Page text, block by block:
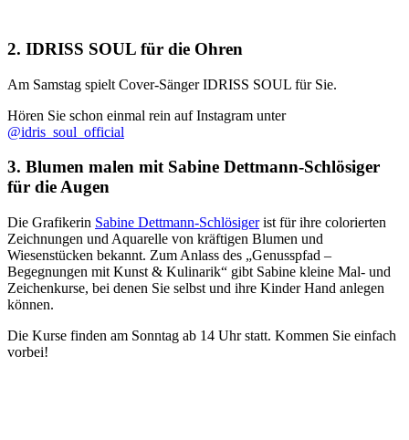
2. IDRISS SOUL für die Ohren
Am Samstag spielt Cover-Sänger IDRISS SOUL für Sie.
Hören Sie schon einmal rein auf Instagram unter
@idris_soul_official
3. Blumen malen mit Sabine Dettmann-Schlösiger
für die Augen
Die Grafikerin Sabine Dettmann-Schlösigerist für ihre colorierten
Zeichnungen und Aquarelle von kräftigen Blumen und
Wiesenstücken bekannt. Zum Anlass des „Genusspfad –
Begegnungen mit Kunst & Kulinarik“ gibt Sabine kleine Mal- und
Zeichenkurse, bei denen Sie selbst und ihre Kinder Hand anlegen
können.
Die Kurse finden am Sonntag ab 14 Uhr statt. Kommen Sie einfach
vorbei!